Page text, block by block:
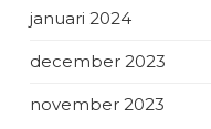
januari 2024
december 2023
november 2023